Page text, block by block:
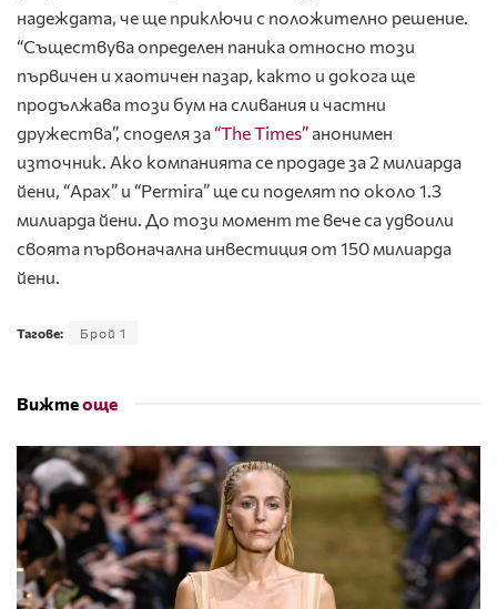
надеждата, че ще приключи с положително решение.
“Съществува определен паника относно този
първичен и хаотичен пазар, както и докога ще
продължава този бум на сливания и частни
дружества”, споделя за “The Times” анонимен
източник. Ако компанията се продаде за 2 милиарда
йени, “Apax” и “Permira” ще си поделят по около 1.3
милиарда йени. До този момент те вече са удвоили
своята първоначална инвестиция от 150 милиарда
йени.
Тагове: Брой 1
Вижтеоще